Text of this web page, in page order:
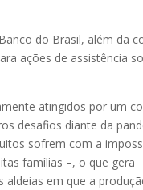
do Brasil, além da
ações de assistência
atingidos por um
desafios diante da
sofrem com a
famílias –, o que gera
em que a